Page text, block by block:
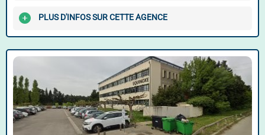
PLUS D'INFOS SUR CETTE AGENCE